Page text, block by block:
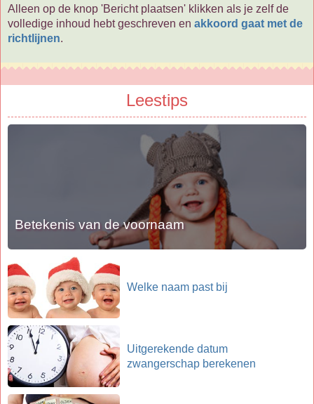
Alleen op de knop 'Bericht plaatsen' klikken als je zelf de
volledige inhoud hebt geschreven en akkoord gaat met de
richtlijnen.
Leestips
Betekenis van de voornaam
Welke naam past bij
Uitgerekende datum
zwangerschap berekenen